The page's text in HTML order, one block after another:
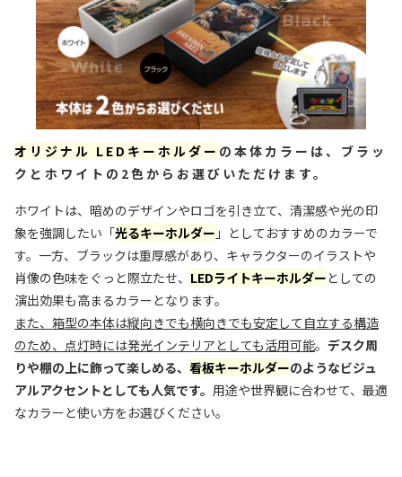
オリジナル LEDキーホルダー の本体カラーは、ブラッ
クとホワイトの2色からお選びいただけます。
ホワイトは、暗めのデザインやロゴを引き立て、清潔感や光の印
象を強調したい「光るキーホルダー 」としておすすめのカラーで
す。一方、ブラックは重厚感があり、キャラクターのイラストや
肖像の色味をぐっと際立たせ、 LEDライトキーホルダーとしての
演出効果も高まるカラーとなります。
また、箱型の本体は縦向きでも横向きでも安定して自立する構造
のため、点灯時には発光インテリアとしても活用可能。 デスク周
りや棚の上に飾って楽しめる、 看板キーホルダーのようなビジュ
アルアクセントとしても人気です。 用途や世界観に合わせて、最適
なカラーと使い方をお選びください。